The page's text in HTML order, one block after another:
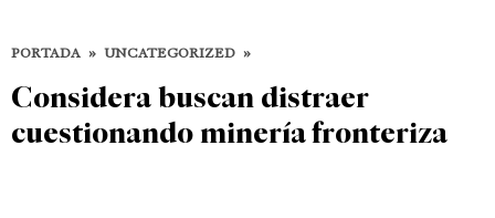
PORTADA » UNCATEGORIZED »
Considera buscan distraer
cuestionando minería fronteriza